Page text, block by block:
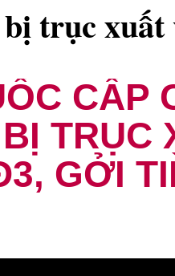
trục xuất
CẤP
TRỤC
GỞI